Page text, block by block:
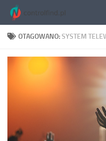
Skip to content
OTAGOWANO:SYSTEM